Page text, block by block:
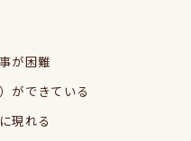
が困難
ができている
現れる